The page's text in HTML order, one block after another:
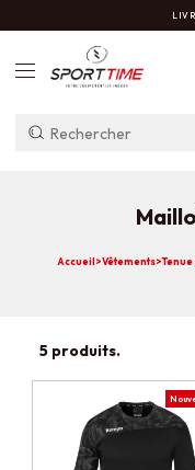
Accueil>Vêtements>
5 produits.